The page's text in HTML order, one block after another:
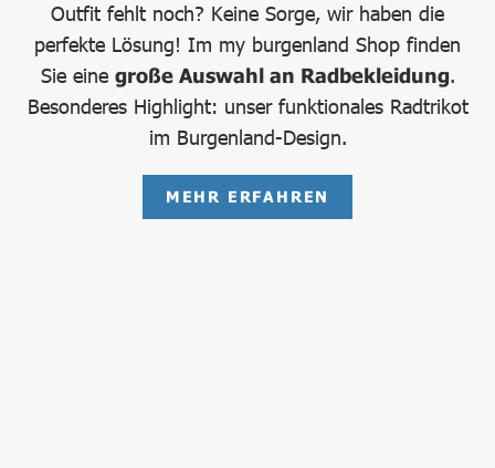
Outfit fehlt noch? Keine Sorge, wir haben die
perfekte Lösung! Im my burgenland Shop finden
Sie eine große Auswahl an Radbekleidung.
Besonderes Highlight: unser funktionales Radtrikot
im Burgenland-Design.
MEHR ERFAHREN